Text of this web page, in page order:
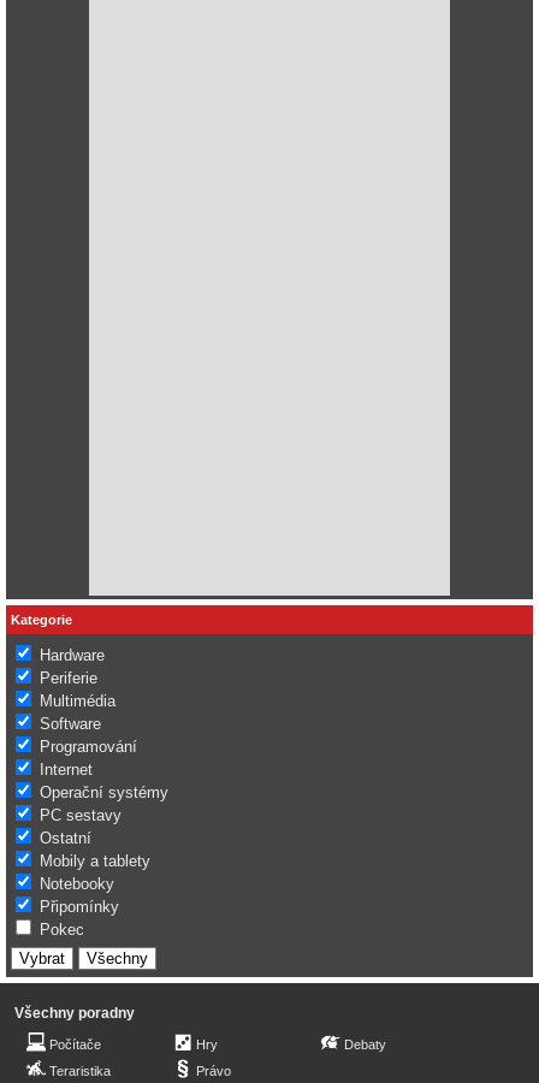
Kategorie
Hardware
Periferie
Multimédia
Software
Programování
Internet
Operační systémy
PC sestavy
Ostatní
Mobily a tablety
Notebooky
Připomínky
Pokec
Všechny poradny
Počítače
Teraristika
Hry
Právo
Debaty